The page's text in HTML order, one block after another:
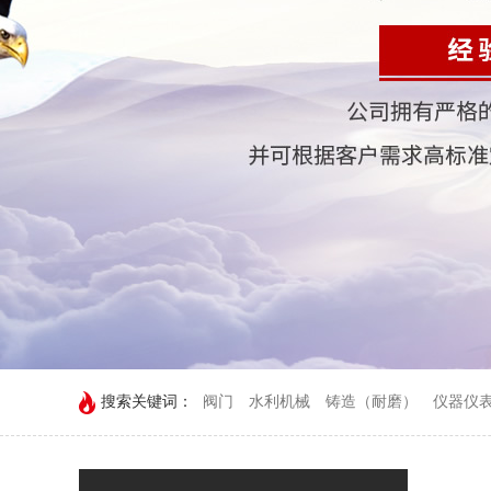
搜索关键词： 阀门 水利机械 铸造（耐磨） 仪器仪